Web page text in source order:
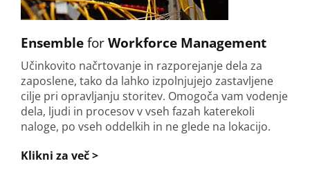
EnsembleforWorkforce Management
Učinkovito načrtovanje in razporejanje dela za
zaposlene, tako da lahko izpolnjujejo zastavljene
cilje pri opravljanju storitev. Omogoča vam vodenje
dela, ljudi in procesov v vseh fazah katerekoli
naloge, po vseh oddelkih in ne glede na lokacijo.
Klikni za več >